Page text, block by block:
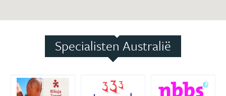
Specialisten Australië